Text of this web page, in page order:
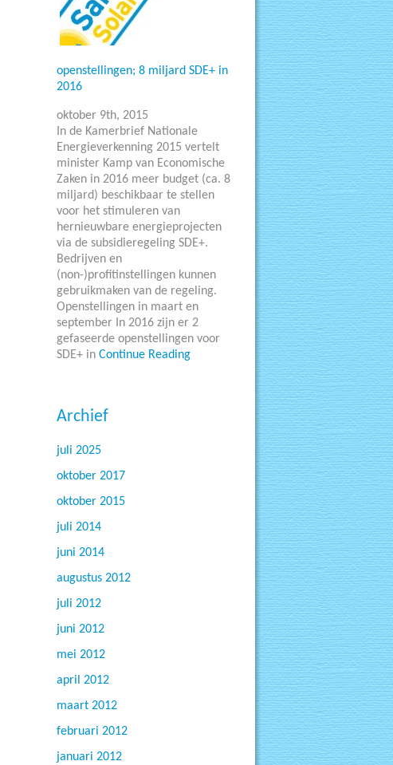
openstellingen; 8 miljard SDE+ in
2016
oktober 9th, 2015
In de Kamerbrief Nationale
Energieverkenning 2015 vertelt
minister Kamp van Economische
Zaken in 2016 meer budget (ca. 8
miljard) beschikbaar te stellen
voor het stimuleren van
hernieuwbare energieprojecten
via de subsidieregeling SDE+.
Bedrijven en
(non-)profitinstellingen kunnen
gebruikmaken van de regeling.
Openstellingen in maart en
september In 2016 zijn er 2
gefaseerde openstellingen voor
SDE+ in Continue Reading
Archief
juli 2025
oktober 2017
oktober 2015
juli 2014
juni 2014
augustus 2012
juli 2012
juni 2012
mei 2012
april 2012
maart 2012
februari 2012
januari 2012